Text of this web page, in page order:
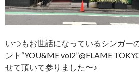
いつもお世話になっているシンガー
ント“YOU&ME vol2”@FLAME
せて頂いて参りました〜♪